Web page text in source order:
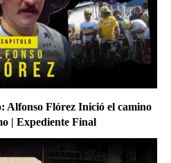
Alfonso Flórez Inició el camino
| Expediente Final